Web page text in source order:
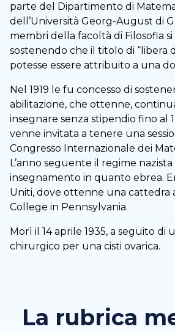
parte del Dipartimento di
dell’Università Georg-August di
membri della facoltà di Filosofia
sostenendo che il titolo di “libera
potesse essere attribuito a una
Nel 1919 le fu concesso di
abilitazione, che ottenne,
insegnare senza stipendio fino al
venne invitata a tenere una
Congresso Internazionale dei
L’anno seguente il regime
insegnamento in quanto ebrea.
Uniti, dove ottenne una cattedra
College in Pennsylvania.
Morì il 14 aprile 1935, a seguito di
chirurgico per una cisti ovarica.
La rubrica